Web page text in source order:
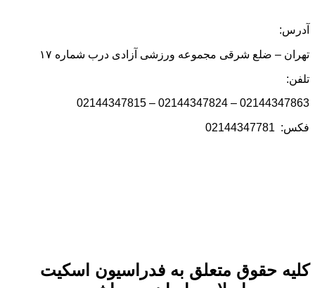
آدرس:
تهران – ضلع شرقی مجموعه ورزشی آزادی درب شماره ۱۷
تلفن:
02144347863 – 02144347824 – 02144347815
فکس: 02144347781
کلیه حقوق متعلق به فدراسیون اسکیت